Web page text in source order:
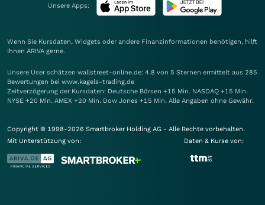
Unsere Apps:
Wenn Sie Kursdaten, Widgets oder andere Finanzinformationen benötigen, hilft
Ihnen ARIVA gerne.
Unsere User schätzen wallstreet-online.de: 4.8 von 5 Sternen ermittelt aus 285
Bewertungen bei www.kagels-trading.de
Zeitverzögerung der Kursdaten: Deutsche Börsen +15 Min. NASDAQ +15 Min.
NYSE +20 Min. AMEX +20 Min. Dow Jones +15 Min. Alle Angaben ohne Gewähr.
Copyright © 1998-2026 Smartbroker Holding AG - Alle Rechte vorbehalten.
Mit Unterstützung von:
Daten & Kurse von: